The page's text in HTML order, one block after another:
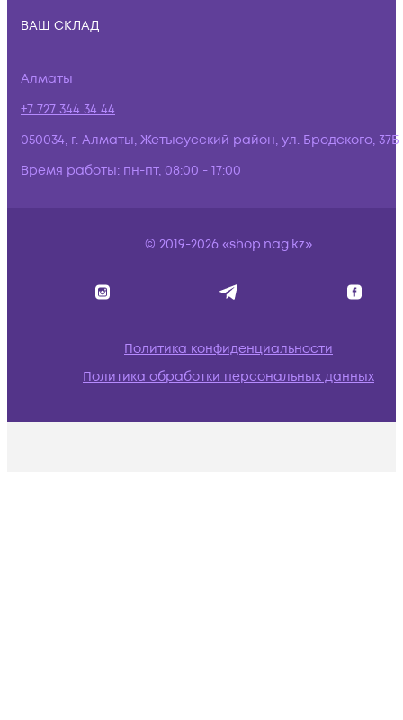
ВАШ СКЛАД
Алматы
+7 727 344 34 44
050034, г. Алматы, Жетысусский район, ул. Бродского, 37Б
Время работы: пн-пт, 08:00 - 17:00
© 2019-2026 «shop.nag.kz»
Политика конфиденциальности
Политика обработки персональных данных